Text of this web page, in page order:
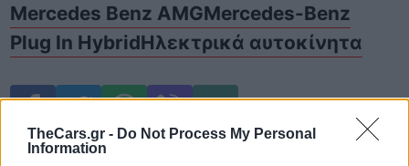
TheCars.gr - Do Not Process My Personal
Information
Mercedes Benz AMGMercedes-Benz
Plug In HybridΗλεκτρικά αυτοκίνητα